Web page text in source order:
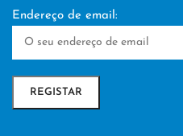
Endereço de email: